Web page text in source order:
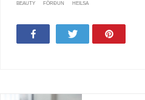
BEAUTY FÖRÐUN HEILSA
Tweet